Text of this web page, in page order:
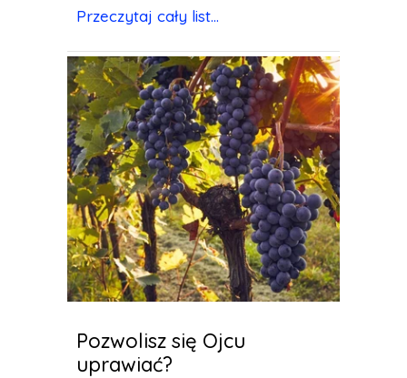
Przeczytaj cały list...
Pozwolisz się Ojcu
uprawiać?